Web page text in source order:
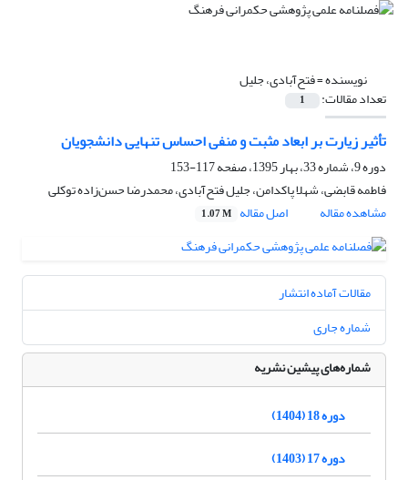
نویسنده =فتح‌آبادی، جلیل
تعداد مقالات: 1
تأثیر زیارت بر ابعاد مثبت و منفی احساس تنهایی دانشجویان
دوره 9، شماره 33، بهار 1395، صفحه
117-153
فاطمه قابضی، شهلا پاکدامن، جلیل فتح‌آبادی، محمدرضا حسن‌زاده توکلی
مشاهده مقاله
اصل مقاله 1.07 M
مقالات آماده انتشار
شماره جاری
شماره‌های پیشین نشریه
دوره 18 (1404)
دوره 17 (1403)